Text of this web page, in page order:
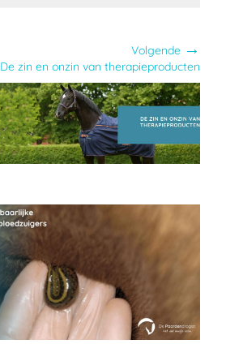
Volgende →
De zin en onzin van therapieproducten